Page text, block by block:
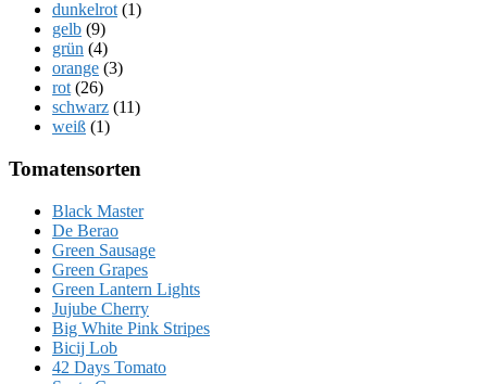
dunkelrot (1)
gelb (9)
grün (4)
orange (3)
rot (26)
schwarz (11)
weiß (1)
Tomatensorten
Black Master
De Berao
Green Sausage
Green Grapes
Green Lantern Lights
Jujube Cherry
Big White Pink Stripes
Bicij Lob
42 Days Tomato